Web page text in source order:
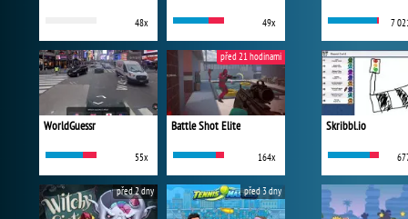
48x 49x
WorldGuessr
55x
Battle Shot Elite
164x
před 21 hodinami
před 2 dny před 3 dny
7
Skribbl.io